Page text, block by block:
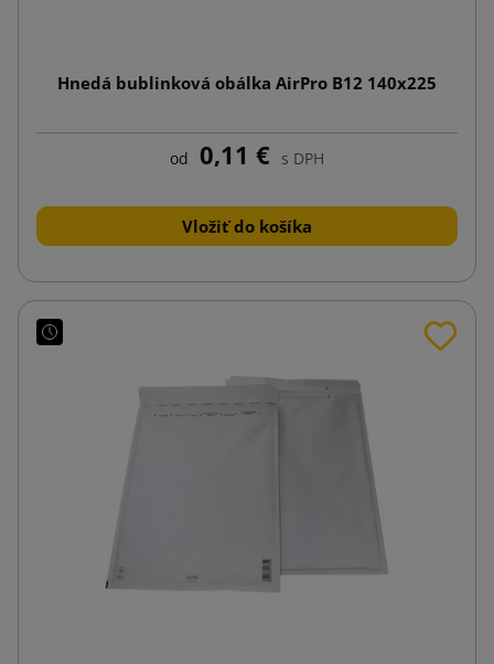
Hnedá bublinková obálka AirPro B12 140x225
od 0,11 € s DPH
Vložiť do košíka